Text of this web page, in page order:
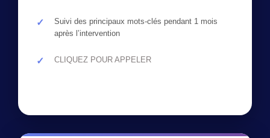
Suivi des principaux mots-clés pendant 1 mois
après l’intervention
CLIQUEZ POUR APPELER